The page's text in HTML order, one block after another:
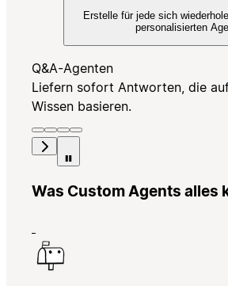
Erstelle für jede sich
personalisierten
Q&A-Agenten
Liefern sofort Antworten, die
Wissen basieren.
Was Custom Agents alles